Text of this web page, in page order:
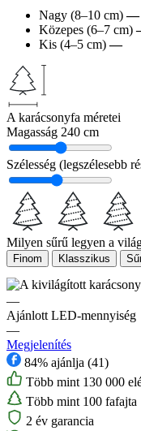
Nagy (8–10 cm) —
Közepes (6–7 cm)
Kis (4–5 cm) —
A karácsonyfa méretei
Magasság 240 cm
Szélesség (legszélesebb
Milyen sűrű legyen a
Finom Klasszikus
—
Ajánlott LED-mennyiség
—
Megjelenítés
84% ajánlja (41)
Több mint 130 000
Több mint 100 fafajta
2 év garancia